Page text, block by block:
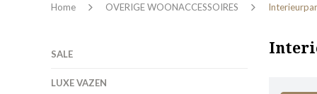
Home OVERIGE WOONACCESSOIRES
SALE
LUXE VAZEN